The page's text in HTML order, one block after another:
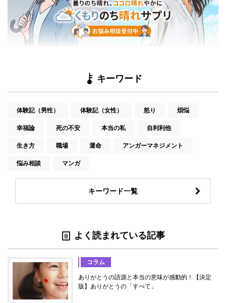
キーワード
体験記（男性） 体験記（女性） 怒り 煩悩
幸福論 死の不安 本当の私 自利利他
生き方 職場 運命 アンガーマネジメント
悩み相談 マンガ
キーワード一覧
よく読まれている記事
コラム
ありがとうの語源と本当の意味が感動的！【決定
版】ありがとうの「すべて」